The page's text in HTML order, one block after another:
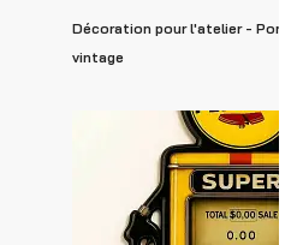
Décoration pour l'atelier -
vintage